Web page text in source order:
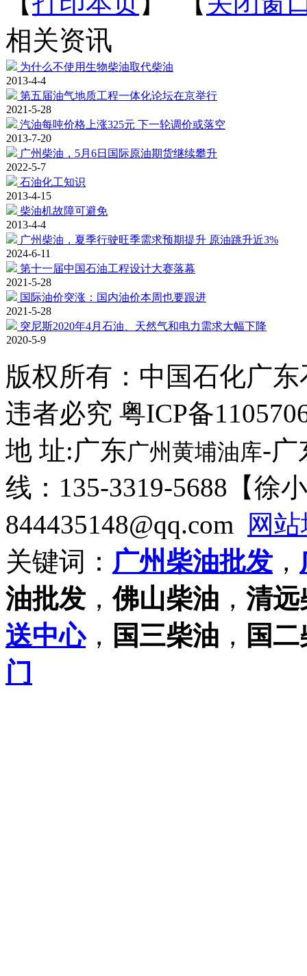
相关资讯
为什么不使用生物柴油取代柴油
2013-4-4
第五届油气地质工程一体化论坛在京举行
2021-5-28
汽油每吨价格上涨325元 下一轮调价或落空
2013-7-20
广州柴油，5月6日国际原油期货继续攀升
2022-5-7
石油化工知识
2013-4-15
柴油机故障可避免
2013-4-4
广州柴油，夏季行驶旺季需求预期提升 原油跳升近3%
2024-6-11
第十一届中国石油工程设计大赛落幕
2021-5-28
国际油价突涨：国内油价本周也要跟进
2021-5-28
突尼斯2020年4月石油、天然气和电力需求大幅下降
2020-5-9
版权所有： 中国石化广
违者必究 粤ICP备
地 址:广东广州黄埔油库-广
线：135-3319-5688【徐
844435148@qq.com
网
关键词： 广州柴油批发 ，
油批发 ，佛山柴油 ， 清远
送中心， 国三柴油 ， 国
门